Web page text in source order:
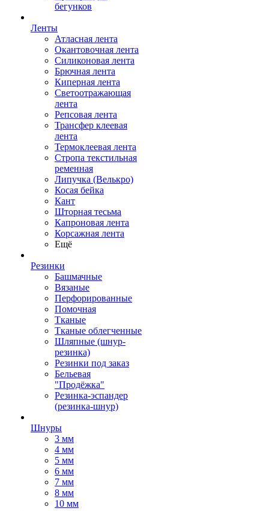
бегунков
Ленты
Атласная лента
Окантовочная лента
Силиконовая лента
Брючная лента
Киперная лента
Светоотражающая
лента
Репсовая лента
Трансфер клеевая
лента
Термоклеевая лента
Стропа текстильная
ременная
Липучка (Велькро)
Косая бейка
Кант
Шторная тесьма
Капроновая лента
Корсажная лента
Ещё
Резинки
Башмачные
Вязаные
Перфорированные
Помочная
Тканые
Тканые облегченные
Шляпные (шнур-
резинка)
Резинки под заказ
Бельевая
"Продёжка"
Резинка-эспандер
(резинка-шнур)
Шнуры
3 мм
4 мм
5 мм
6 мм
7 мм
8 мм
10 мм